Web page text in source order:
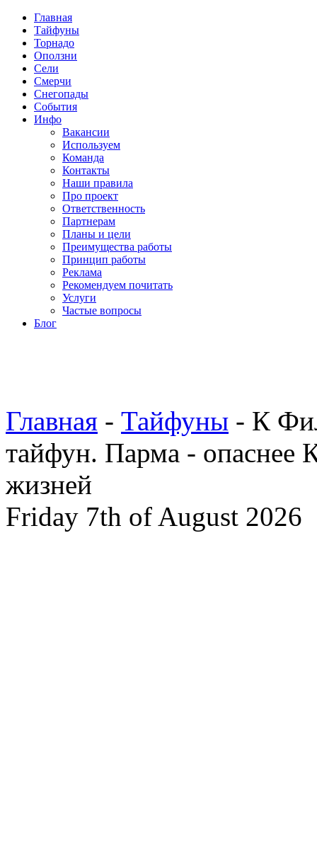
Главная
Тайфуны
Торнадо
Оползни
Сели
Смерчи
Снегопады
События
Инфо
Вакансии
Используем
Команда
Контакты
Наши правила
Про проект
Ответственность
Партнерам
Планы и цели
Преимущества работы
Принцип работы
Реклама
Рекомендуем почитать
Услуги
Частые вопросы
Блог
Главная - Тайфуны - К
тайфун. Парма - опаснее
жизней
Friday 7th of August 2026